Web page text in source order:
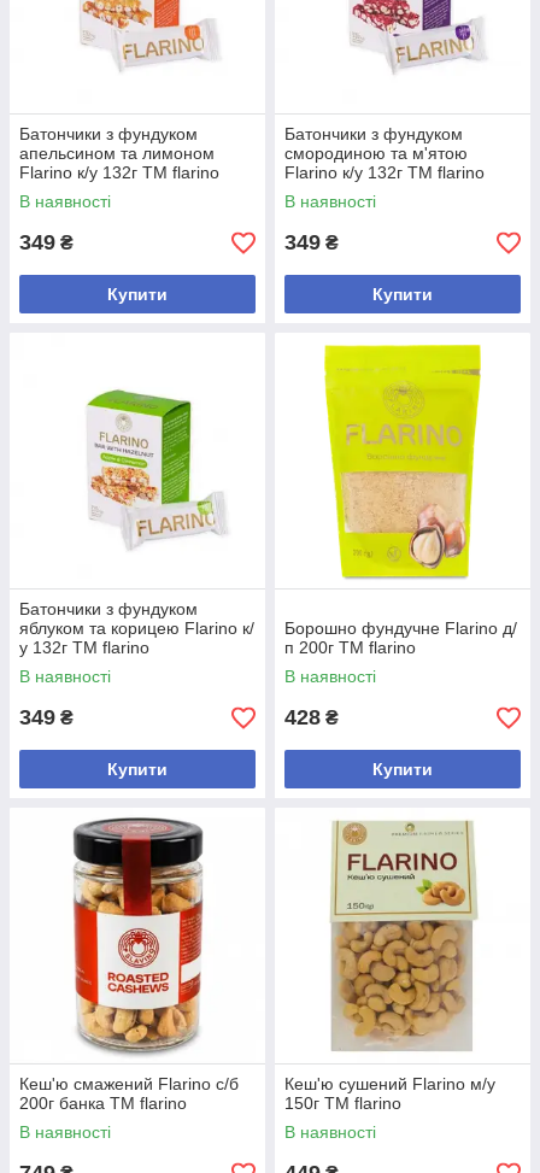
Батончики з фундуком
апельсином та лимоном
Flarino к/у 132г ТМ flarino
В наявності
349 ₴
Купити
Батончики з фундуком
смородиною та м'ятою
Flarino к/у 132г ТМ flarino
В наявності
349 ₴
Купити
Батончики з фундуком
яблуком та корицею Flarino к/
у 132г ТМ flarino
В наявності
349 ₴
Купити
Борошно фундучне Flarino д/
п 200г ТМ flarino
В наявності
428 ₴
Купити
Кеш'ю смажений Flarino с/б
200г банка ТМ flarino
В наявності
Кеш'ю сушений Flarino м/у
150г ТМ flarino
В наявності